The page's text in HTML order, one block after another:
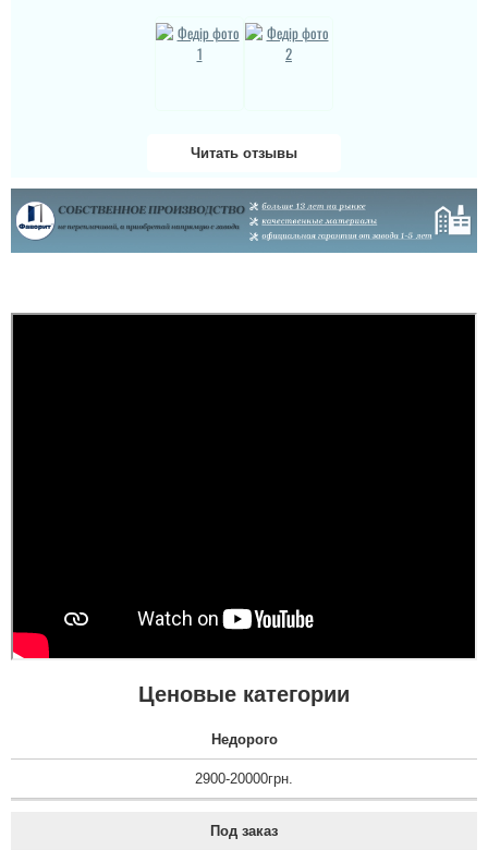
Сегодня установили нам
Двери Либиберта. Пока
покажет заяв...
читати всі відгуки
Читать отзывы
Ценовые категории
Недорого
2900-20000грн.
Под заказ